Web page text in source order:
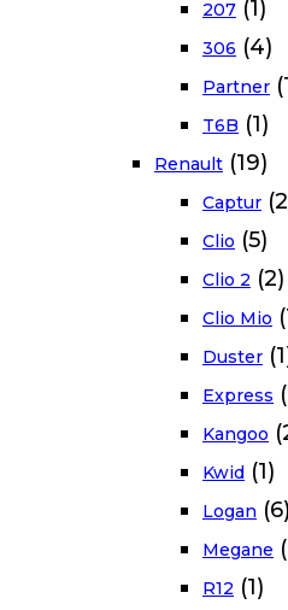
207 (1)
306 (4)
Partner
T6B (1)
Renault (19)
Captur
Clio (5)
Clio 2 (2)
Clio Mio
Duster
Express
Kangoo
Kwid (1)
Logan (6)
Megane
R12 (1)